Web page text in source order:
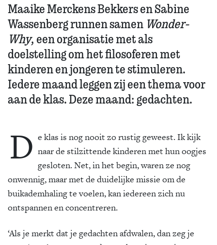
Maaike Merckens Bekkers en Sabine
Wassenberg runnen samen Wonder-
Why, een organisatie met als
doelstelling om het filosoferen met
kinderen en jongeren te stimuleren.
Iedere maand leggen zij een thema voor
aan de klas. Deze maand: gedachten.
D e klas is nog nooit zo rustig geweest. Ik kijk
naar de stilzittende kinderen met hun oogjes
gesloten. Net, in het begin, waren ze nog
onwennig, maar met de duidelijke missie om de
buikademhaling te voelen, kan iedereen zich nu
ontspannen en concentreren.
‘Als je merkt dat je gedachten afdwalen, dan zeg je